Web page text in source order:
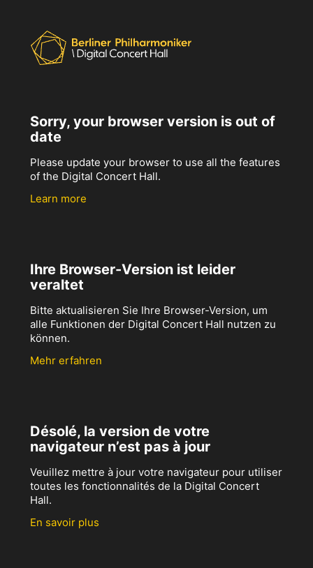
Sorry, your browser version is out of
date
Please update your browser to use all the features
of the Digital Concert Hall.
Learn more
Ihre Browser-Version ist leider
veraltet
Bitte aktualisieren Sie Ihre Browser-Version, um
alle Funktionen der Digital Concert Hall nutzen zu
können.
Mehr erfahren
Désolé, la version de votre
navigateur n’est pas à jour
Veuillez mettre à jour votre navigateur pour utiliser
toutes les fonctionnalités de la Digital Concert
Hall.
En savoir plus